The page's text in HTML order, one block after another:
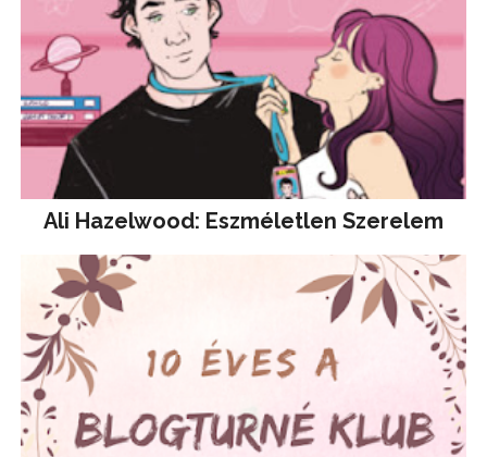
Ali Hazelwood: Eszméletlen Szerelem